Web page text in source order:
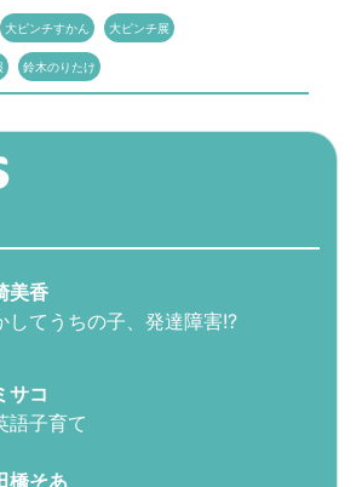
大ピンチすかん 大ピンチ展
鈴木のりたけ
美香
してうちの子、発達障害!?
サコ
語子育て
橋そあ